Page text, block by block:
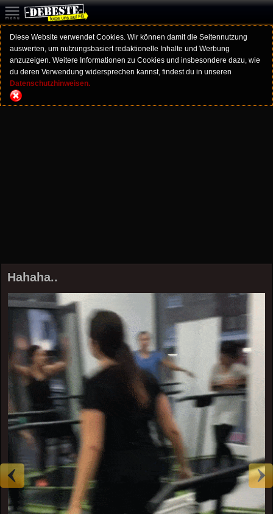
Diese Website verwendet Cookies. Wir können damit die Seitennutzung
auswerten, um nutzungsbasiert redaktionelle Inhalte und Werbung
anzuzeigen. Weitere Informationen zu Cookies und insbesondere dazu, wie
du deren Verwendung widersprechen kannst, findest du in unseren
Datenschutzhinweisen.
Hahaha..